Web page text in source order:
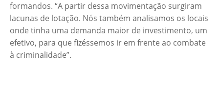
formandos. “A partir dessa movimentação surgiram
lacunas de lotação. Nós também analisamos os locais
onde tinha uma demanda maior de investimento, um
efetivo, para que fizéssemos ir em frente ao combate
à criminalidade”.